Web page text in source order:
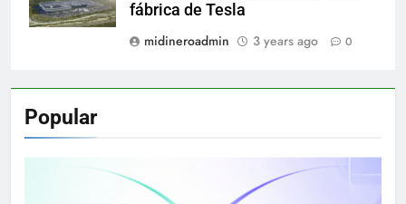
fábrica de Tesla
midineroadmin
3 years ago 0
Popular